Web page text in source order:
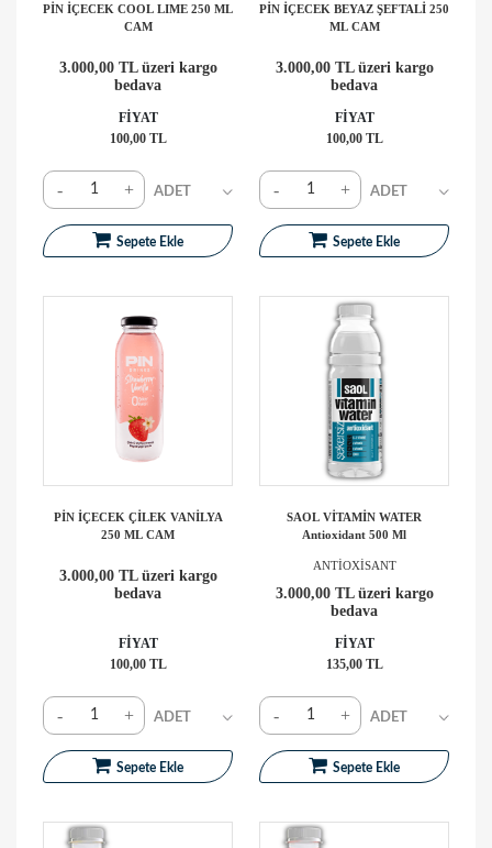
PİN İÇECEK COOL LIME 250 ML
CAM
3.000,00 TL üzeri kargo
bedava
FİYAT
100,00 TL
- +
Sepete Ekle
PİN İÇECEK BEYAZ ŞEFTALİ 250
ML CAM
3.000,00 TL üzeri kargo
bedava
FİYAT
100,00 TL
- +
Sepete Ekle
PİN İÇECEK ÇİLEK VANİLYA
250 ML CAM
3.000,00 TL üzeri kargo
bedava
FİYAT
100,00 TL
- +
Sepete Ekle
SAOL VİTAMİN WATER
Antioxidant 500 Ml
ANTİOXİSANT
3.000,00 TL üzeri kargo
bedava
FİYAT
135,00 TL
- +
Sepete Ekle